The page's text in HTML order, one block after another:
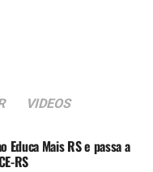
VIDEOS
Educa Mais RS e passa a
RS